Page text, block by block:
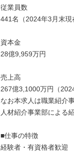
従業員数
441名（2024年3月末現
資本金
28億9,959万円
売上高
267億3,1000万円（
なお本求人は職業紹介
人材紹介事業部による
■仕事の特徴
経験者・有資格者歓迎